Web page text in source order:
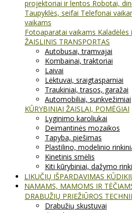
projektoriai ir lentos Robotai,
Taupyklės, seifai Telefonai
vaikams
Fotoaparatai vaikams Kaladėlės
ŽAISLINIS TRANSPORTAS
Autobusai, tramvajai
Kombainai, traktoriai
Laivai
Lėktuvai, sraigtasparniai
Traukiniai, trasos, garažai
Automobiliai, sunkvežimiai
KŪRYBINIAI ŽAISLAI, POMĖGIAI
Lyginimo karoliukai
Deimantinės mozaikos
Tapyba, piešimas
Plastilino, modelinio
Kinetinis smėlis
Kiti kūrybiniai, dažymo
LIKUČIŲ IŠPARDAVIMAS
NAMAMS, MAMOMS IR
DRABUŽIŲ PRIEŽIŪROS
Drabužių skustuvai